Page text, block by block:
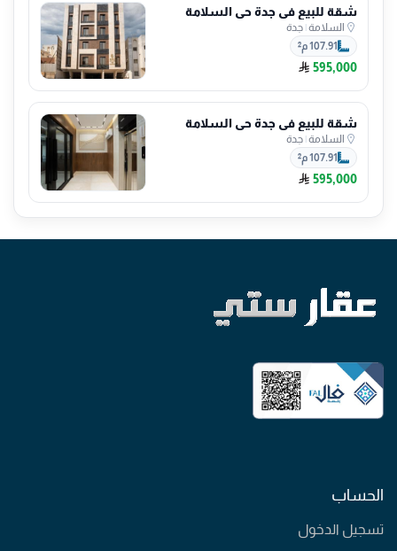
شقة للبيع في جدة حي السلامة
السلامة| جدة
107.91 م²
595,000
شقة للبيع في جدة حي السلامة
السلامة| جدة
107.91 م²
595,000
الحساب
تسجيل الدخول